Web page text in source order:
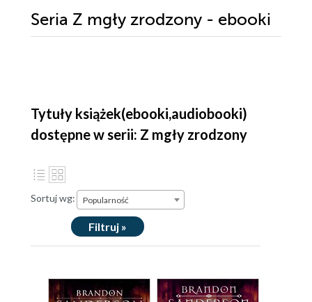
Seria Z mgły zrodzony - ebooki
Tytuły książek(ebooki,audiobooki)
dostępne w serii: Z mgły zrodzony
Sortuj wg: Popularność
Filtruj »